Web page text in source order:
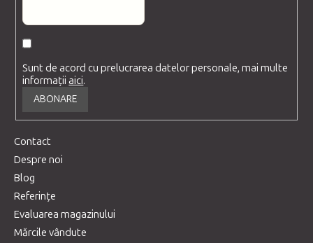
Sunt de acord cu prelucrarea datelor personale, mai multe
informațiiaici.
ABONARE
Contact
Despre noi
Blog
Referințe
Evaluarea magazinului
Mărcile vândute